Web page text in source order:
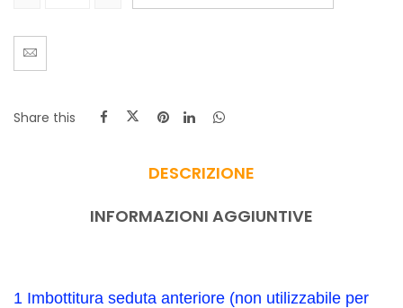
Share this
DESCRIZIONE
INFORMAZIONI AGGIUNTIVE
1 Imbottitura seduta anteriore (non utilizzabile per